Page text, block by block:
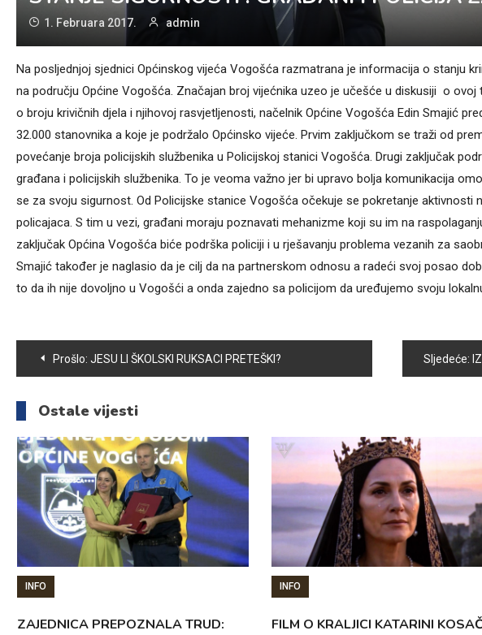
1. Februara 2017. admin
Na posljednjoj sjednici Općinskog vijeća Vogošća razmatrana je informacija o stanju
na području Općine Vogošća. Značajan broj vijećnika uzeo je učešće u diskusiji o
o broju krivičnih djela i njihovoj rasvjetljenosti, načelnik Općine Vogošća Edin Smajić
32.000 stanovnika a koje je podržalo Općinsko vijeće. Prvim zaključkom se traži od
povećanje broja policijskih službenika u Policijskoj stanici Vogošća. Drugi zaključak
građana i policijskih službenika. To je veoma važno jer bi upravo bolja komunikacija
se za svoju sigurnost. Od Policijske stanice Vogošća očekuje se pokretanje aktivnosti
policajaca. S tim u vezi, građani moraju poznavati mehanizme koji su im na
zaključak Općina Vogošća biće podrška policiji i u rješavanju problema vezanih za
Smajić također je naglasio da je cilj da na partnerskom odnosu a radeći svoj posao
to da ih nije dovoljno u Vogošći a onda zajedno sa policijom da uređujemo svoju
Navigacija
članaka
Prošlo: JESU LI ŠKOLSKI RUKSACI PRETEŠKI? Sljedeće:
Ostale vijesti
INFO
ZAJEDNICA PREPOZNALA TRUD:
INFO
FILM O KRALJICI KATARINI